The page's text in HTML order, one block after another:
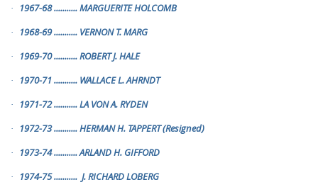
· 1967-68...........MARGUERITE HOLCOMB
· 1968-69........... VERNON T. MARG
· 1969-70...........ROBERT J. HALE
· 1970-71........... WALLACE L. AHRNDT
· 1971-72...........LA VON A. RYDEN
· 1972-73...........HERMAN H. TAPPERT (Resigned)
· 1973-74...........ARLAND H. GIFFORD
· 1974-75........... J. RICHARD LOBERG